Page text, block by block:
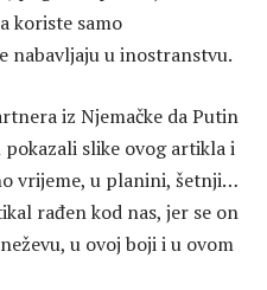
koriste samo
nabavljaju u inostranstvu.
iz Njemačke da Putin
pokazali slike ovog artikla i
vrijeme, u planini, šetnji…
rađen kod nas, jer se on
u ovoj boji i u ovom